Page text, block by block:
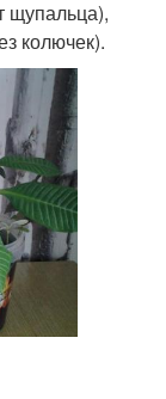
щупальца),
колючек).